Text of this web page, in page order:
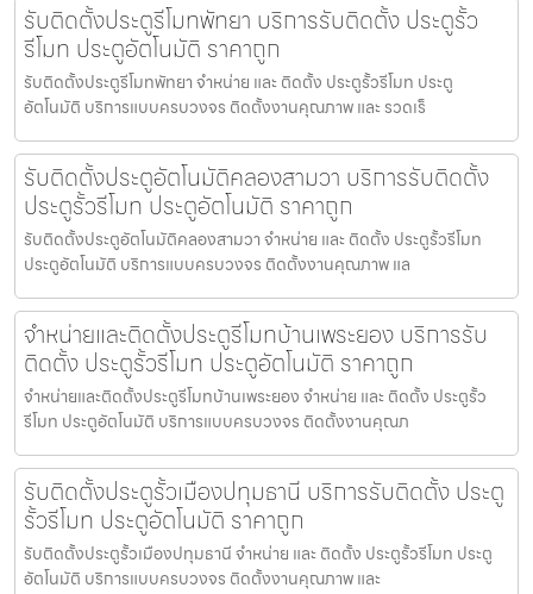
รับติดตั้งประตูรีโมทพัทยา บริการรับติดตั้ง ประตูรั้ว
รีโมท ประตูอัตโนมัติ ราคาถูก
รับติดตั้งประตูรีโมทพัทยา จำหน่าย และ ติดตั้ง ประตูรั้วรีโมท ประตู
อัตโนมัติ บริการแบบครบวงจร ติดตั้งงานคุณภาพ และ รวดเร็
รับติดตั้งประตูอัตโนมัติคลองสามวา บริการรับติดตั้ง
ประตูรั้วรีโมท ประตูอัตโนมัติ ราคาถูก
รับติดตั้งประตูอัตโนมัติคลองสามวา จำหน่าย และ ติดตั้ง ประตูรั้วรีโมท
ประตูอัตโนมัติ บริการแบบครบวงจร ติดตั้งงานคุณภาพ แล
จำหน่ายและติดตั้งประตูรีโมทบ้านเพระยอง บริการรับ
ติดตั้ง ประตูรั้วรีโมท ประตูอัตโนมัติ ราคาถูก
จำหน่ายและติดตั้งประตูรีโมทบ้านเพระยอง จำหน่าย และ ติดตั้ง ประตูรั้ว
รีโมท ประตูอัตโนมัติ บริการแบบครบวงจร ติดตั้งงานคุณภ
รับติดตั้งประตูรั้วเมืองปทุมธานี บริการรับติดตั้ง ประตู
รั้วรีโมท ประตูอัตโนมัติ ราคาถูก
รับติดตั้งประตูรั้วเมืองปทุมธานี จำหน่าย และ ติดตั้ง ประตูรั้วรีโมท ประตู
อัตโนมัติ บริการแบบครบวงจร ติดตั้งงานคุณภาพ และ